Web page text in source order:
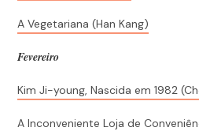
A Vegetariana (Han Kang)
Fevereiro
Kim Ji-young, Nascida em 1982
A Inconveniente Loja de